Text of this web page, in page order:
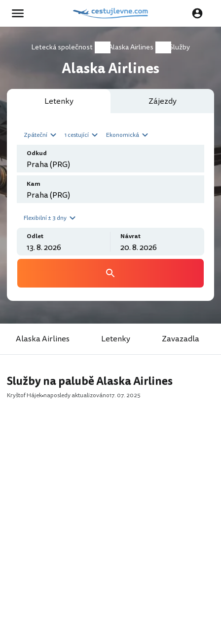
Letecká společnost Alaska Airlines Služby
Alaska Airlines
Letenky Zájezdy
Zpáteční 1 cestující Ekonomická
Odkud
Kam
Flexibilní ± 3 dny
Odlet Návrat
Alaska Airlines Letenky Zavazadla
Služby na palubě Alaska Airlines
Kryštof Hájek naposledy aktualizováno17. 07. 2025